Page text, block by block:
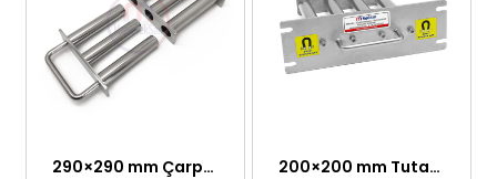
290×290 mm Çarptırmalı Özel Elek Mıknatıs 200×200 mm Tutamaklı Elek Mıknatıs, Paslanmaz ve Sızdırmaz